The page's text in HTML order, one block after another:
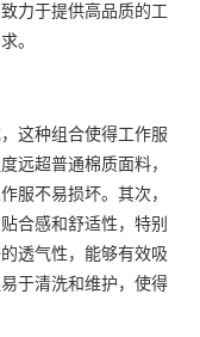
力于提供高品质的工
。
这种组合使得工作服
远超普通棉质面料，
服不易损坏。其次，
合感和舒适性，特别
透气性，能够有效吸
于清洗和维护，使得